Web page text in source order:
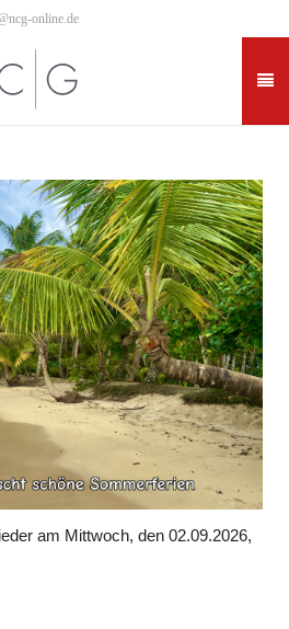
online.de
am Mittwoch, den 02.09.2026,